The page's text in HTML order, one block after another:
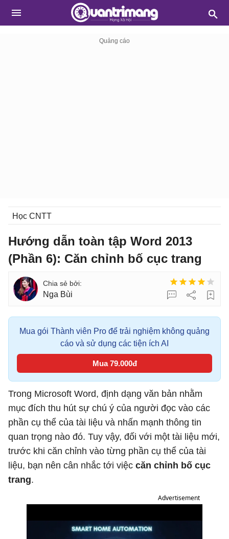
Học CNTT
Hướng dẫn toàn tập Word 2013
(Phần 6): Căn chỉnh bố cục trang
Nga Bùi
Mua gói Thành viên Pro để trải nghiệm không quảng
cáo và sử dụng các tiện ích AI
Mua 79.000đ
Trong Microsoft Word, định dạng văn bản nhằm
mục đích thu hút sự chú ý của người đọc vào các
phần cụ thể của tài liệu và nhấn mạnh thông tin
quan trọng nào đó. Tuy vậy, đối với một tài liệu mới,
trước khi căn chỉnh vào từng phần cụ thể của tài
liệu, bạn nên cân nhắc tới việc căn chỉnh bố cục
trang.
Advertisement